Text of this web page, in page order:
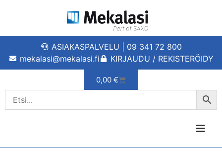
ASIAKASPALVELU | 09 341 72 800
mekalasi@mekalasi.fi
KIRJAUDU / REKISTERÖIDY
0,00 €